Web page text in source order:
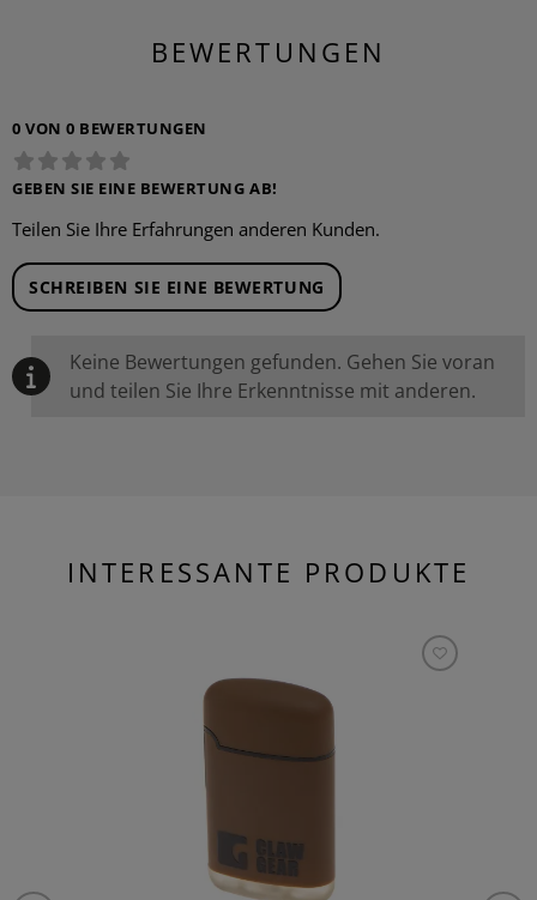
BEWERTUNGEN
0 VON 0 BEWERTUNGEN
GEBEN SIE EINE BEWERTUNG AB!
Teilen Sie Ihre Erfahrungen anderen Kunden.
SCHREIBEN SIE EINE BEWERTUNG
Keine Bewertungen gefunden. Gehen Sie voran
und teilen Sie Ihre Erkenntnisse mit anderen.
INTERESSANTE PRODUKTE